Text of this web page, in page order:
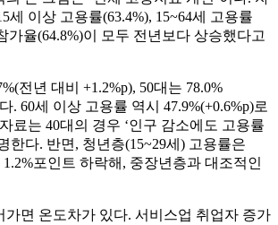
세 이상 고용률(63.4%), 15~64세 고용률
가율(64.8%)이 모두 전년보다 상승했다고
전년 대비 +1.2%p), 50대는 78.0%
. 60세 이상 고용률 역시 47.9%(+0.6%p)로
료는 40대의 경우 ‘인구 감소에도 고용률
한다. 반면, 청년층(15~29세) 고용률은
포인트 하락해, 중장년층과 대조적인
가면 온도차가 있다. 서비스업 취업자 증가